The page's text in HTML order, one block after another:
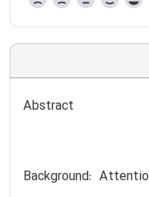
Abstract
Background: